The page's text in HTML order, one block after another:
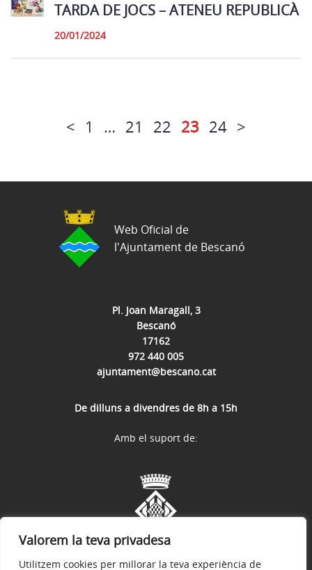
Valorem la teva privadesa
Utilitzem cookies per millorar la teva experiència de
TARDA DE JOCS – ATENEU REPUBLICÀ
20/01/2024
< 1 … 21 22 23 24 >
Pl. Joan Maragall, 3
Bescanó
17162
972 440 005
ajuntament@bescano.cat
De dilluns a divendres de 8h a 15h
Web Oficial de
l'Ajuntament de Bescanó
Amb el suport de: